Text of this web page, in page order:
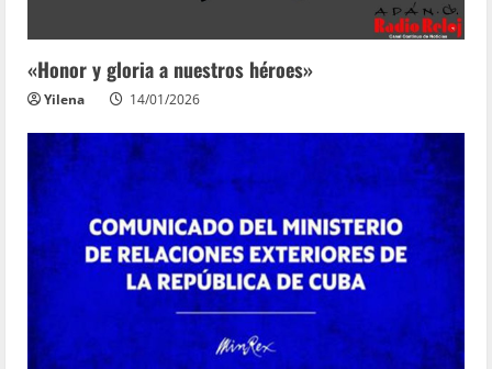
«Honor y gloria a nuestros héroes»
Yilena 14/01/2026